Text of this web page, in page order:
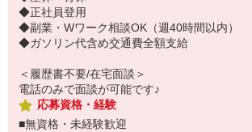
◆正社員登用
◆副業・Wワーク相談OK（週40時間以内）
◆ガソリン代含め交通費全額支給
＜履歴書不要/在宅面談＞
電話のみで面談が可能です♪
応募資格・経験
■無資格・未経験歓迎